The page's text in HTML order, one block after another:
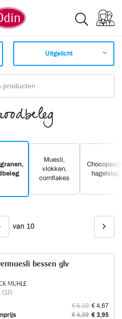
Uitgelicht
Muesli,
vlokken,
cornflakes
hagelslag
van 10
MUHLE
GR
bessen glv
€ 5,19 € 4,67
€ 4,39 € 3,95